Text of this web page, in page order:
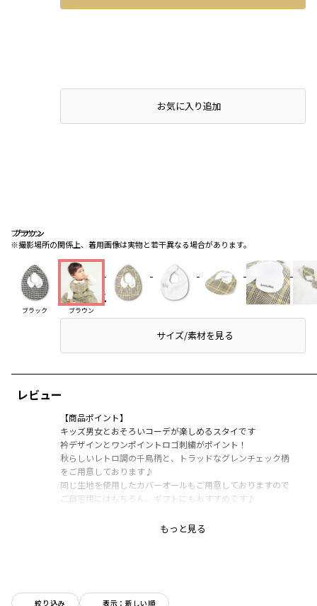
ブラウン
※撮影場所の関係上、着用画像は実物と若干異なる場合があります。
ブラウン
ブラウン
ブラック ブラウン
レビュー
絞り込み 表示：新しい順
お気に入り追加
アイテム説明
サイズ/素材を見る
【商品ポイント】
キッズ男女とおそろいコーデが楽しめるスタイです
衿デザインとワンポイントロゴ刺繍がポイント！
秋らしいレトロ調の千鳥柄と、トラッドなグレンチェック柄
をご用意しております♪
同じ生地を使用したカバーオールもご用意しておりますので
ご自宅用にはもちろん、ギフトにもおすすめです♪
※裏面には吸水速乾シートを使用しております
もっと見る